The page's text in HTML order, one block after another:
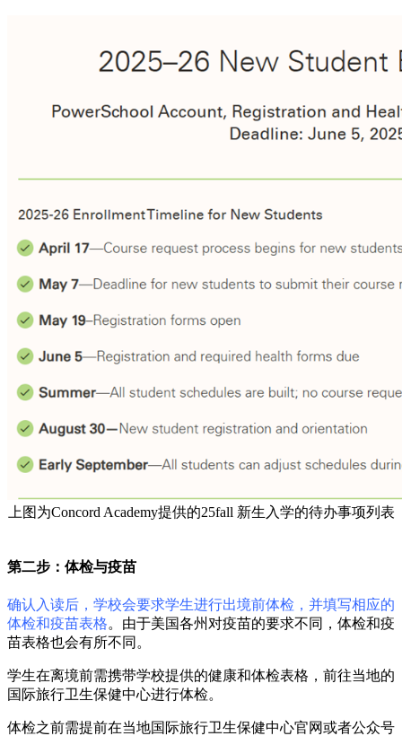
上图为Concord Academy提供的25fall 新生入学的待办事项列表
第二步：体检与疫苗
确认入读后，学校会要求学生进行出境前体检，并填写相应的
体检和疫苗表格。由于美国各州对疫苗的要求不同，体检和疫
苗表格也会有所不同。
学生在离境前需携带学校提供的健康和体检表格，前往当地的
国际旅行卫生保健中心进行体检。
体检之前需提前在当地国际旅行卫生保健中心官网或者公众号